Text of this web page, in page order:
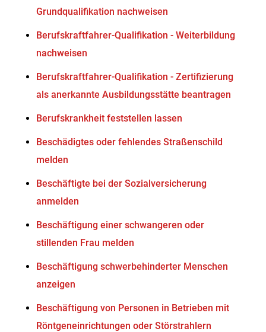
Grundqualifikation nachweisen
Berufskraftfahrer-Qualifikation - Weiterbildung
nachweisen
Berufskraftfahrer-Qualifikation - Zertifizierung
als anerkannte Ausbildungsstätte beantragen
Berufskrankheit feststellen lassen
Beschädigtes oder fehlendes Straßenschild
melden
Beschäftigte bei der Sozialversicherung
anmelden
Beschäftigung einer schwangeren oder
stillenden Frau melden
Beschäftigung schwerbehinderter Menschen
anzeigen
Beschäftigung von Personen in Betrieben mit
Röntgeneinrichtungen oder Störstrahlern